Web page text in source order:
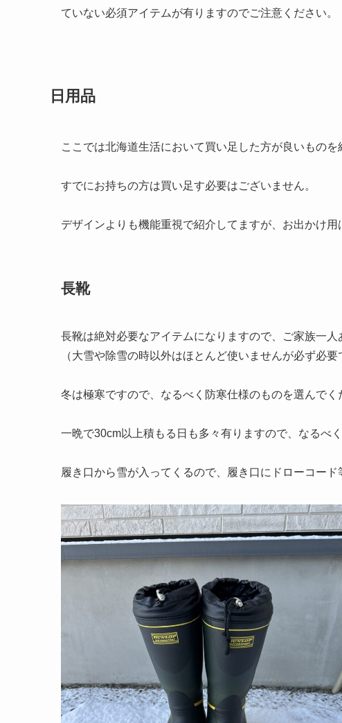
ていない必須アイテムが有りますのでご注意ください。
日用品
ここでは北海道生活において買い足した方が良いものを
すでにお持ちの方は買い足す必要はございません。
デザインよりも機能重視で紹介してますが、お出かけ用
長靴
長靴は絶対必要なアイテムになりますので、ご家族一人
（大雪や除雪の時以外はほとんど使いませんが必ず必要
冬は極寒ですので、なるべく防寒仕様のものを選んでく
一晩で30cm以上積もる日も多々有りますので、なるべ
履き口から雪が入ってくるので、履き口にドローコード